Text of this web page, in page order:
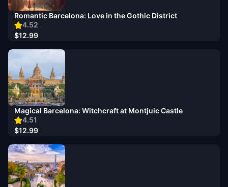
4.52
Romantic Barcelona: Love in the Gothic District
$12.99
4.51
Magical Barcelona: Witchcraft at Montjuic Castle
$12.99